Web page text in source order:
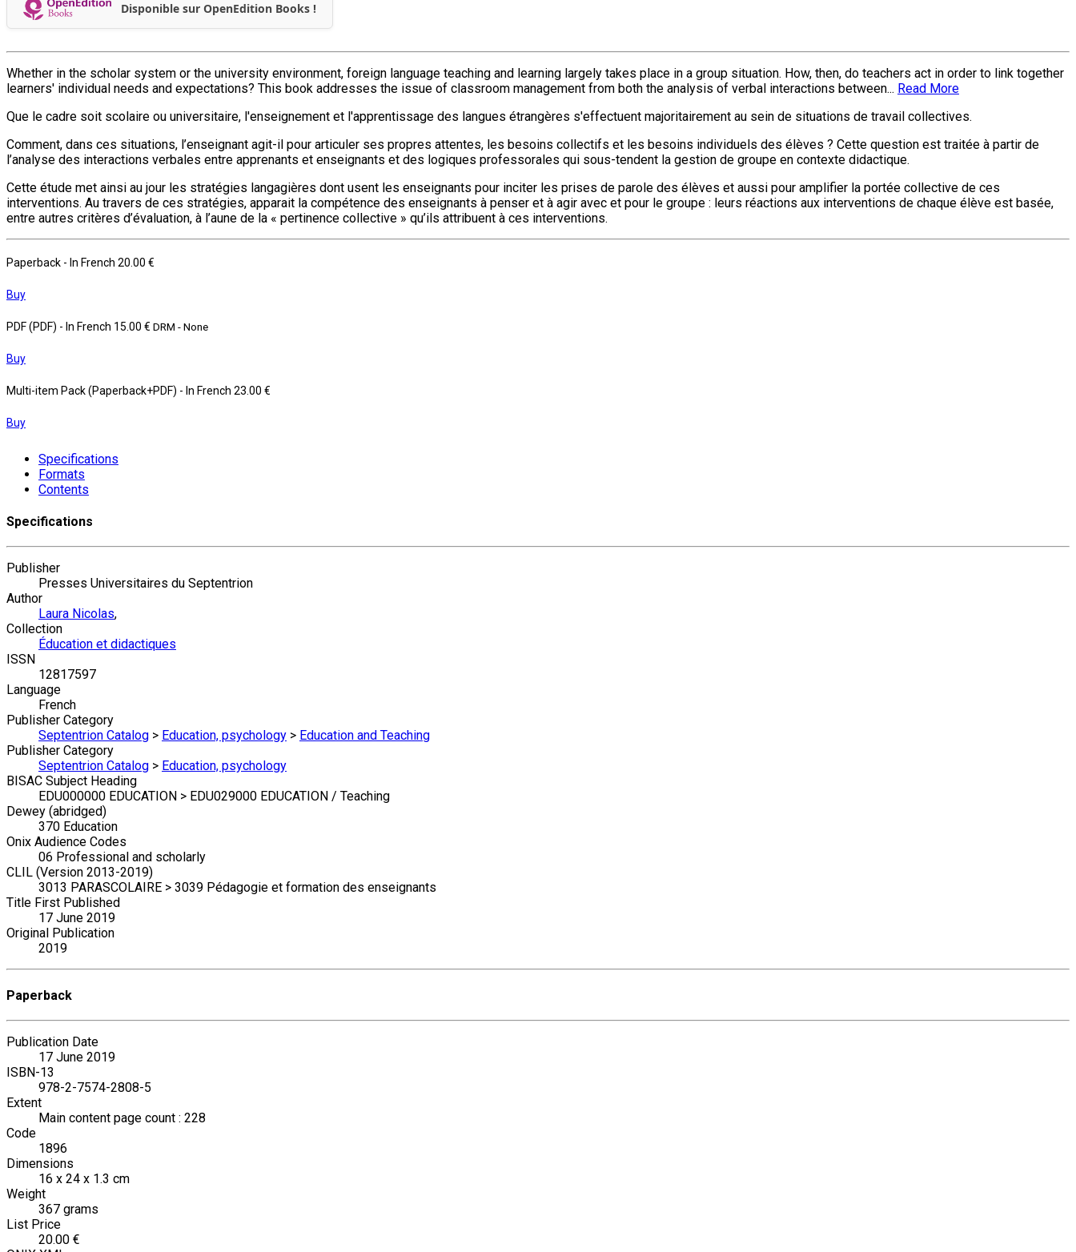
Disponible sur OpenEdition Books !
Whether in the scholar system or the university environment, foreign language teaching and learning largely takes place in a group situation. How, then, do teachers act in order to link together
learners' individual needs and expectations? This book addresses the issue of classroom management from both the analysis of verbal interactions between... Read More
Que le cadre soit scolaire ou universitaire, l'enseignement et l'apprentissage des langues étrangères s'effectuent majoritairement au sein de situations de travail collectives.
Comment, dans ces situations, l’enseignant agit-il pour articuler ses propres attentes, les besoins collectifs et les besoins individuels des élèves ? Cette question est traitée à partir de
l’analyse des interactions verbales entre apprenants et enseignants et des logiques professorales qui sous-tendent la gestion de groupe en contexte didactique.
Cette étude met ainsi au jour les stratégies langagières dont usent les enseignants pour inciter les prises de parole des élèves et aussi pour amplifier la portée collective de ces
interventions. Au travers de ces stratégies, apparait la compétence des enseignants à penser et à agir avec et pour le groupe : leurs réactions aux interventions de chaque élève est basée,
entre autres critères d’évaluation, à l’aune de la « pertinence collective » qu’ils attribuent à ces interventions.
Paperback - In French 20.00 €
Buy
PDF (PDF) - In French 15.00 € DRM - None
Buy
Multi-item Pack (Paperback+PDF) - In French 23.00 €
Buy
Specifications
Formats
Contents
Specifications
Publisher
Presses Universitaires du Septentrion
Author
Laura Nicolas,
Collection
Éducation et didactiques
ISSN
12817597
Language
French
Publisher Category
Septentrion Catalog > Education, psychology > Education and Teaching
Publisher Category
Septentrion Catalog > Education, psychology
BISAC Subject Heading
EDU000000 EDUCATION > EDU029000 EDUCATION / Teaching
Dewey (abridged)
370 Education
Onix Audience Codes
06 Professional and scholarly
CLIL (Version 2013-2019)
3013 PARASCOLAIRE > 3039 Pédagogie et formation des enseignants
Title First Published
17 June 2019
Original Publication
2019
Paperback
Publication Date
17 June 2019
ISBN-13
978-2-7574-2808-5
Extent
Main content page count : 228
Code
1896
Dimensions
16 x 24 x 1.3 cm
Weight
367 grams
List Price
20.00 €